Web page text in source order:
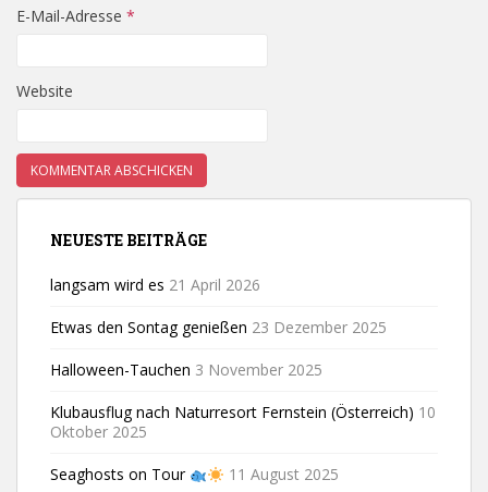
E-Mail-Adresse *
Website
NEUESTE BEITRÄGE
langsam wird es 21 April 2026
Etwas den Sontag genießen 23 Dezember 2025
Halloween-Tauchen 3 November 2025
Klubausflug nach Naturresort Fernstein (Österreich) 10
Oktober 2025
Seaghosts on Tour 11 August 2025